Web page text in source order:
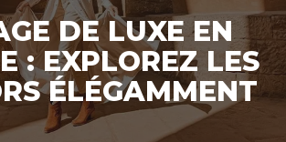
DE LUXE EN
: EXPLOREZ LES
ÉLÉGAMMENT